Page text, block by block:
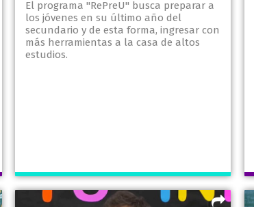
El programa "RePreU" busca preparar a
los jóvenes en su último año del
secundario y de esta forma, ingresar con
más herramientas a la casa de altos
estudios.